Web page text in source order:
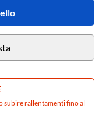
subire rallentamenti fino al